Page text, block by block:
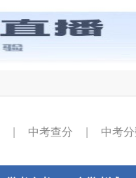
中考查分 中考